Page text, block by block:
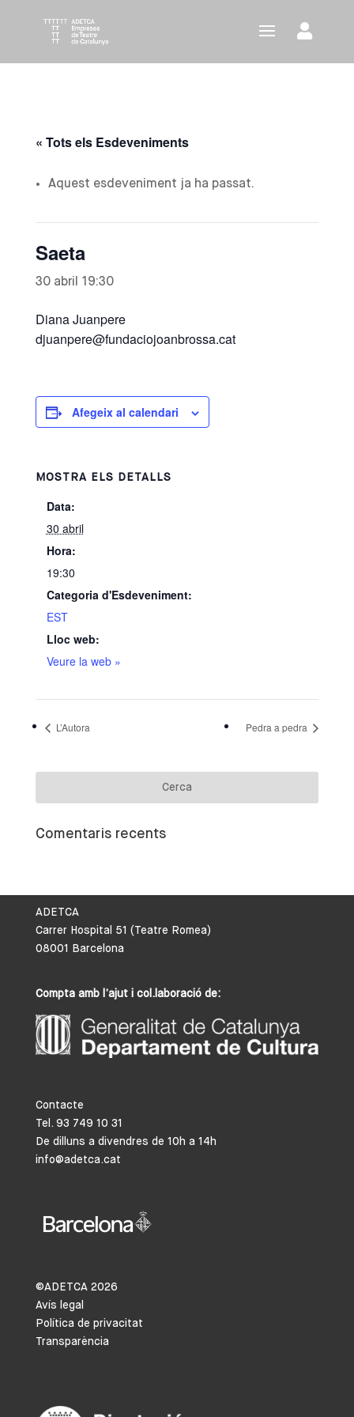
« Tots els Esdeveniments
Aquest esdeveniment ja ha passat.
Saeta
30 abril 19:30
Diana Juanpere
djuanpere@fundaciojoanbrossa.cat
Afegeix al calendari
MOSTRA ELS DETALLS
Data:
30 abril
Hora:
19:30
Categoria d'Esdeveniment:
EST
Lloc web:
Veure la web »
L’Autora Pedra a pedra
Comentaris recents
ADETCA
Carrer Hospital 51 (Teatre Romea)
08001 Barcelona
Compta amb l’ajut i col.laboració de:
Contacte
Tel. 93 749 10 31
De dilluns a divendres de 10h a 14h
info@adetca.cat
©ADETCA 2026
Avís legal
Política de privacitat
Transparència